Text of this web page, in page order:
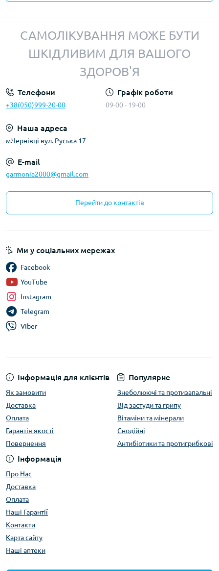
САМОЛІКУВАННЯ МОЖЕ БУТИ
ШКІДЛИВИМ ДЛЯ ВАШОГО
ЗДОРОВ'Я
Телефони
+38(050)999-20-00
Графік роботи
09-00 - 19-00
Наша адреса
м.Чернівці вул. Руська 17
E-mail
garmonia2000@gmail.com
Перейти до контактів
Інформація для клієнтів
Як замовити
Доставка
Оплата
Гарантія якості
Повернення
Популярне
Знеболюючі та протизапальні
Від застуди та грипу
Вітаміни та мінерали
Снодійні
Антибіотики та протигрибкові
Інформація
Про Нас
Доставка
Оплата
Наші Гарантії
Контакти
Карта сайту
Наші аптеки
Ми у соціальних мережах
Facebook
YouTube
Instagram
Telegram
Viber